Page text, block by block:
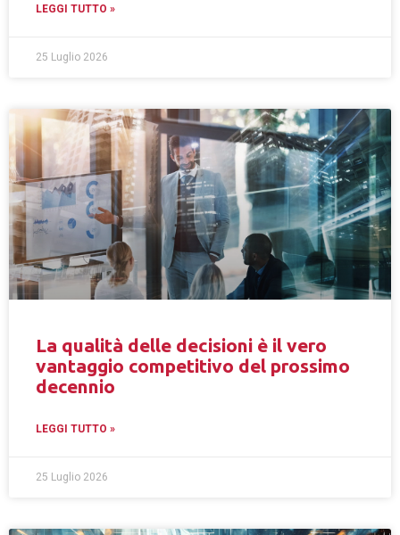
LEGGI TUTTO »
25 Luglio 2026
La qualità delle decisioni è il vero
vantaggio competitivo del prossimo
decennio
LEGGI TUTTO »
25 Luglio 2026